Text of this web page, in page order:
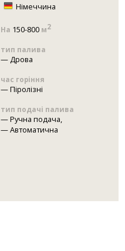
Німеччина
На 150-800 м2
тип палива
—Дрова
час горіння
—Піролізні
тип подачі палива
—Ручна подача,
—Автоматична